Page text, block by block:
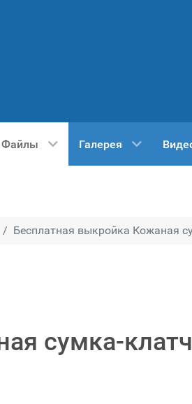
Файлы Галерея
Бесплатная выкройка Кожаная
сумка-